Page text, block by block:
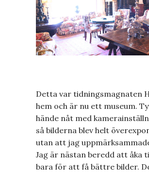
Detta var tidningsmagnaten
hem och är nu ett museum.
hände nåt med
så bilderna blev helt
utan att jag
Jag är nästan beredd att åka
bara för att få bättre bilder.